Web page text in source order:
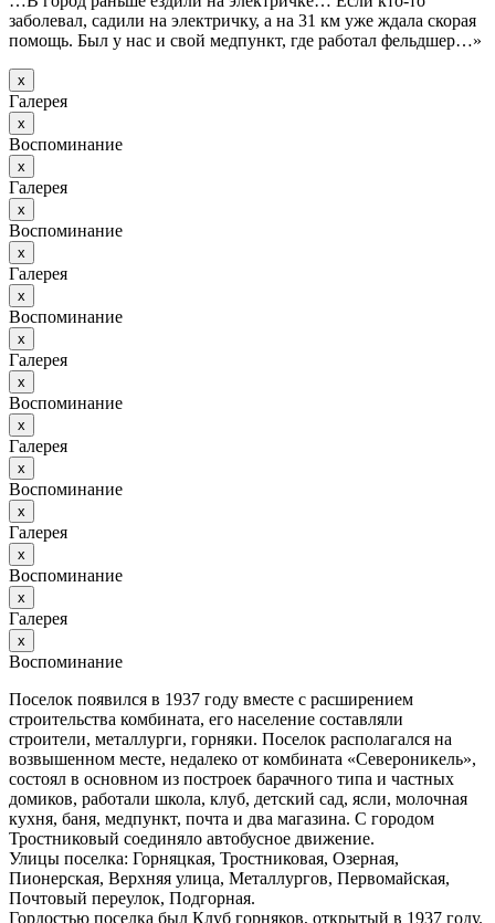
заболевал, садили на электричку, а на 31 км уже ждала скорая
помощь. Был у нас и свой медпункт, где работал фельдшер…»
х
Галерея
х
Воспоминание
х
Галерея
х
Воспоминание
х
Галерея
х
Воспоминание
х
Галерея
х
Воспоминание
х
Галерея
х
Воспоминание
х
Галерея
х
Воспоминание
х
Галерея
х
Воспоминание
Поселок появился в 1937 году вместе с расширением
строительства комбината, его население составляли
строители, металлурги, горняки. Поселок располагался на
возвышенном месте, недалеко от комбината «Североникель»,
состоял в основном из построек барачного типа и частных
домиков, работали школа, клуб, детский сад, ясли, молочная
кухня, баня, медпункт, почта и два магазина. С городом
Тростниковый соединяло автобусное движение.
Улицы поселка: Горняцкая, Тростниковая, Озерная,
Пионерская, Верхняя улица, Металлургов, Первомайская,
Почтовый переулок, Подгорная.
Гордостью поселка был Клуб горняков, открытый в 1937 году.